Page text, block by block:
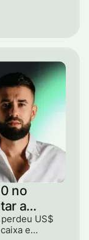
no
a
US$
e